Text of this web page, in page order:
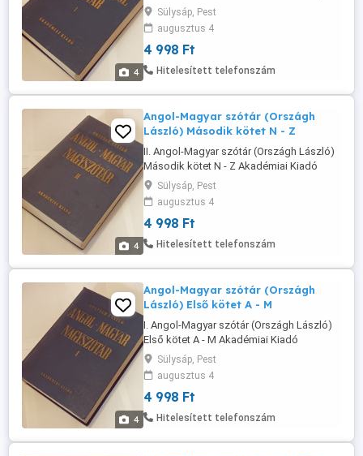
4
- 1988 - Nyolcadik kiadás Keménytáblás
Kötés - Sötétkék színű - 1200 oldal ISBN
963 05 4800 3 I.-II. Kötet ISBN 963 05 4801
1 I. Kötet Méret: 24,5 x 17 x 6,5 cm 20-213-
7510
Sülysáp, Pest
augusztus 4
4 998 Ft
Hitelesített telefonszám
4
Angol-Magyar szótár (Országh
László) Második kötet N - Z
II. Angol-Magyar szótár (Országh László)
Második kötet N - Z Akadémiai Kiadó
Budapest - 1988 Keménytáblás Kötés -
Sötétkék színű - 1100 oldal ISBN 963 05
4803 8 I.-II. Kötet ISBN 963 05 4805 4 II.
Kötet Méret: 24,5 x 17 x 6,5 cm 20-213-
7510
Sülysáp, Pest
augusztus 4
4 998 Ft
Hitelesített telefonszám
4
Angol-Magyar szótár (Országh
László) Első kötet A - M
I. Angol-Magyar szótár (Országh László)
Első kötet A - M Akadémiai Kiadó
Budapest - 1988 Keménytáblás Kötés -
Sötétkék színű - 1232 oldal ISBN 963 05
4803 8 I.-II. Kötet ISBN 963 05 4805 6 I.
Kötet Méret: 24,5 x 17 x 6,5 cm 20-213-
7510
Sülysáp, Pest
augusztus 4
4 998 Ft
Hitelesített telefonszám